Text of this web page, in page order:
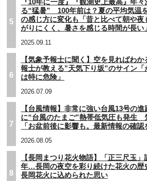
5
『10年に一度』『観測史上最高』年
る“猛暑” 100年前は？夏の平均気温
の感じ方に変化も「昔と比べて朝や夜
がりにくく、暑さを感じる時間が長い
2025.09.11
6
【気象予報士に聞く】空を見ればわ
報士が教える”天気下り坂”のサイン「
は特に危険」
2026.07.09
7
【台風情報】非常に強い台風13号の
に“台風のたまご”熱帯低気圧も発生
「お盆前後に影響も。最新情報の確認
2026.08.05
8
【長岡まつり花火物語】「正三尺玉」
年…長岡の夜空を彩り続けた花火の
長岡花火に込められた思い